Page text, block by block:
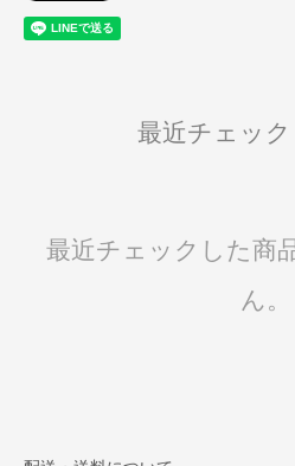
最近チェッ
最近チェックした商
ん。